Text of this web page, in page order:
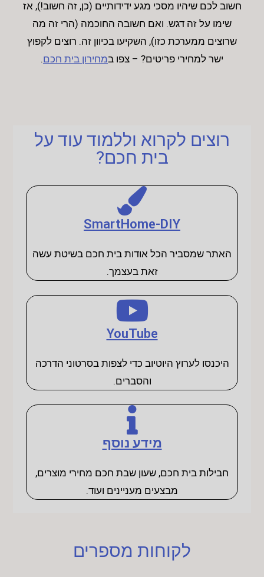
חשוב לכם שיהיו מסכי מגע ידידותיים (כן, זה חשוב!), אז
שימו על זה דגש. ואם חשובה החוכמה (הרי זה מה
שרוצים ממערכת כזו), השקיעו בכיוון זה. רוצים לקפוץ
ישר למחירי פריטים? – צפו במחירון בית חכם.
רוצים לקרוא וללמוד עוד על
בית חכם?
SmartHome-DIY
האתר שמסביר הכל אודות בית חכם בשיטת עשה
זאת בעצמך.
YouTube
היכנסו לערוץ היוטיוב כדי לצפות בסרטוני הדרכה
והסברים.
מידע נוסף
חבילות בית חכם, שעון שבת חכם מחירי מוצרים,
מבצעים מעניינים ועוד.
לקוחות מספרים